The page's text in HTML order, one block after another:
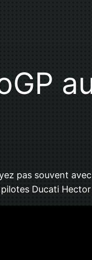
pas souvent
Ducati